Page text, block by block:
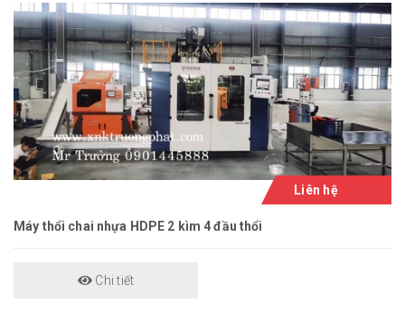
Liên hệ
Máy thổi chai nhựa HDPE 2 kìm 4 đầu thổi
Chi tiết